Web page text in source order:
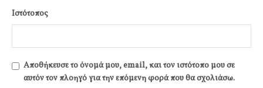
Ιστότοπος
Αποθήκευσε το όνομά μου, email, και τον ιστότοπο μου σε
αυτόν τον πλοηγό για την επόμενη φορά που θα σχολιάσω.